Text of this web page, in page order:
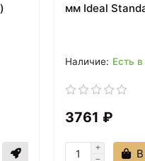
Душевая лейка 120 мм
OPH12BPi18
мм Ideal
Есть
3761 ₽